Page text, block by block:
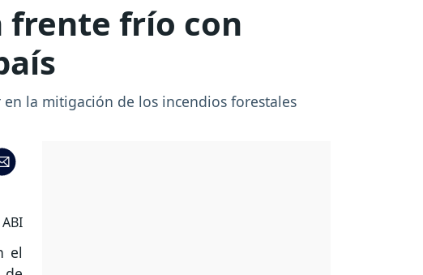
frente frío con
la mitigación de los incendios forestales
el